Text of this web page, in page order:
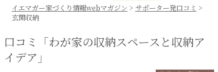
イエマガー家づくり情報webマガジン > サポーター発口コミ >
玄関収納
口コミ「わが家の収納スペースと収納ア
イデア」